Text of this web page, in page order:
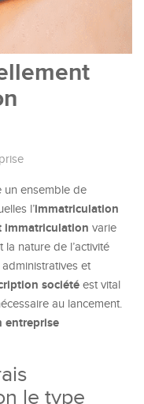
un ensemble de
l’immatriculation
immatriculation varie
nature de l’activité
et
société est vital
au lancement.
entreprise
le type